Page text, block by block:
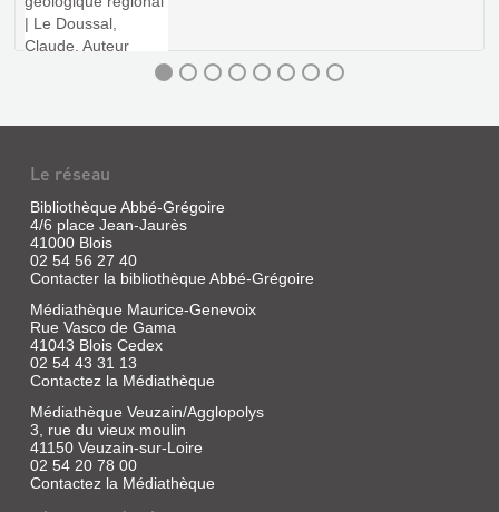
LA
LOIRE
À
BLOIS
ET
EN
LOIR-
ET-
CHER
:
Le réseau
Bibliothèque Abbé-Grégoire
4/6 place Jean-Jaurès
41000 Blois
02 54 56 27 40
Contacter la bibliothèque Abbé-Grégoire
Médiathèque Maurice-Genevoix
Rue Vasco de Gama
41043 Blois Cedex
02 54 43 31 13
Contactez la Médiathèque
Médiathèque Veuzain/Agglopolys
3, rue du vieux moulin
41150 Veuzain-sur-Loire
02 54 20 78 00
Contactez la Médiathèque